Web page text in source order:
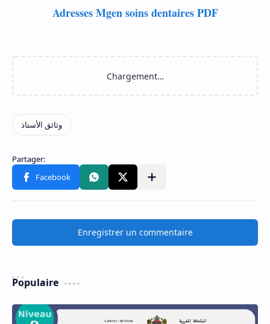
Adresses Mgen soins dentaires PDF
Enregistrer un commentaire
Populaire